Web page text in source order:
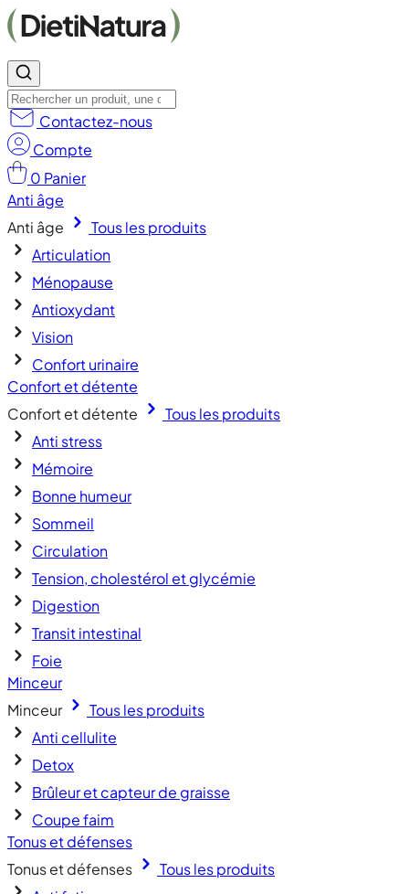
Contactez-nous
Compte
0 Panier
Anti âge
Anti âge
Tous les produits
Articulation
Ménopause
Antioxydant
Vision
Confort urinaire
Confort et détente
Confort et détente
Tous les produits
Anti stress
Mémoire
Bonne humeur
Sommeil
Circulation
Tension, cholestérol et glycémie
Digestion
Transit intestinal
Foie
Minceur
Minceur
Tous les produits
Anti cellulite
Detox
Brûleur et capteur de graisse
Coupe faim
Tonus et défenses
Tonus et défenses
Tous les produits